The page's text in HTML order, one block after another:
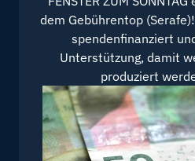
dem Gebührentop
spendenfinanziert
Unterstützung, damit
produziert